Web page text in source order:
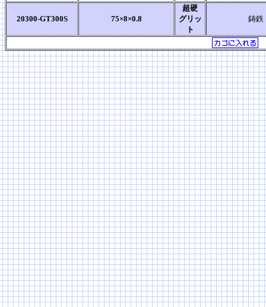
20300-GT300S 75×8×0.8
超硬
グリッ
ト
鋳鉄